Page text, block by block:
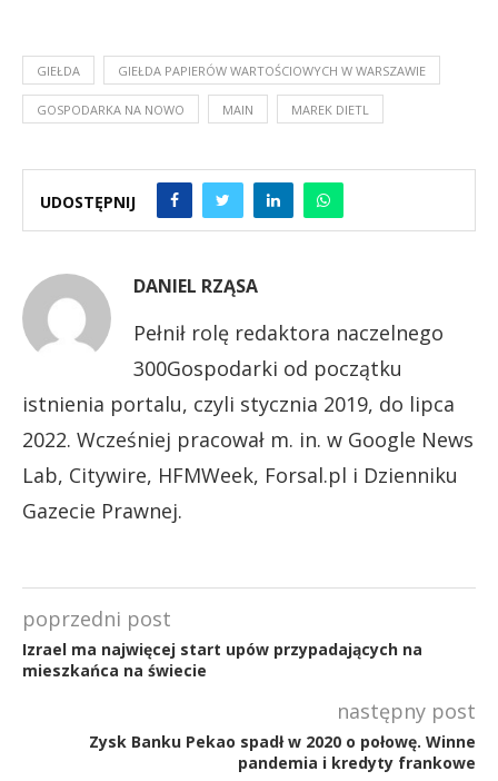
GIEŁDA GIEŁDA PAPIERÓW WARTOŚCIOWYCH W WARSZAWIE
GOSPODARKA NA NOWO MAIN MAREK DIETL
UDOSTĘPNIJ
DANIEL RZĄSA
Pełnił rolę redaktora naczelnego
300Gospodarki od początku
istnienia portalu, czyli stycznia 2019, do lipca
2022. Wcześniej pracował m. in. w Google News
Lab, Citywire, HFMWeek, Forsal.pl i Dzienniku
Gazecie Prawnej.
poprzedni post
Izrael ma najwięcej start upów przypadających na
mieszkańca na świecie
następny post
Zysk Banku Pekao spadł w 2020 o połowę. Winne
pandemia i kredyty frankowe